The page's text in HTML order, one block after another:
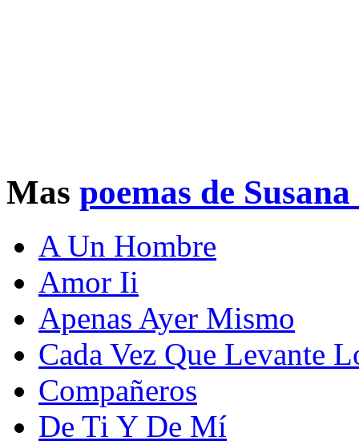
Mas poemas de
A Un Hombre
Amor Ii
Apenas Ayer Mismo
Cada Vez Que Levante
Compañeros
De Ti Y De Mí